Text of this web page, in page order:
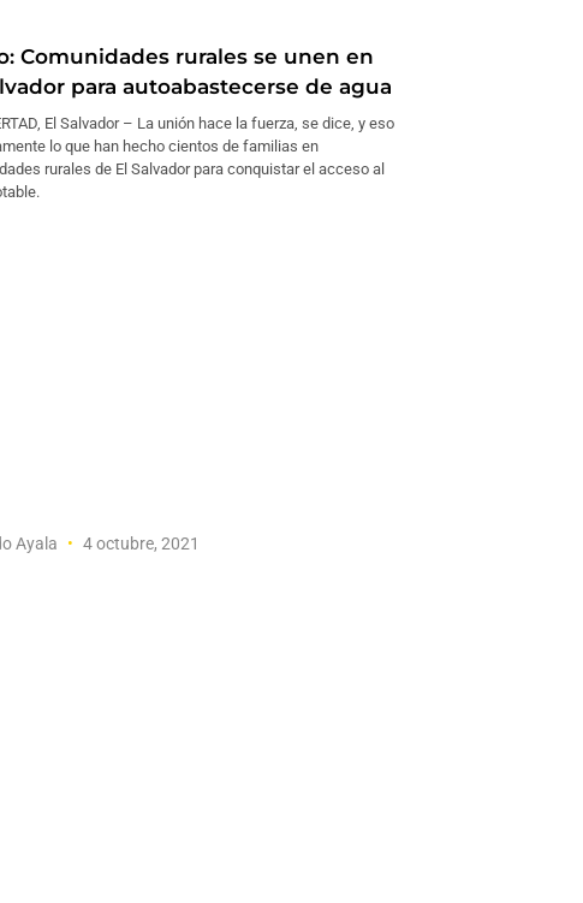
Comunidades rurales se unen en
para autoabastecerse de agua
El Salvador – La unión hace la fuerza, se dice, y eso
lo que han hecho cientos de familias en
rurales de El Salvador para conquistar el acceso al
Ayala 4 octubre, 2021